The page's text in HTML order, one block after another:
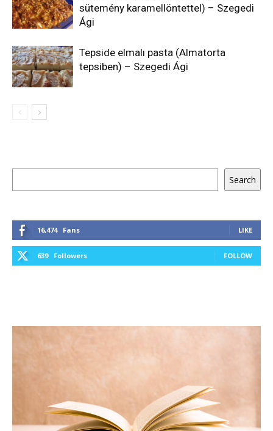
sütemény karamellöntettel) – Szegedi
Ági
Tepside elmalı pasta (Almatorta
tepsiben) – Szegedi Ági
Search
16,474 Fans LIKE
639 Followers FOLLOW